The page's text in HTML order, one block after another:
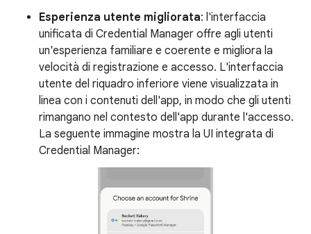
Esperienza utente migliorata: l'interfaccia
unificata di Credential Manager offre agli utenti
un'esperienza familiare e coerente e migliora la
velocità di registrazione e accesso. L'interfaccia
utente del riquadro inferiore viene visualizzata in
linea con i contenuti dell'app, in modo che gli utenti
rimangano nel contesto dell'app durante l'accesso.
La seguente immagine mostra la UI integrata di
Credential Manager: